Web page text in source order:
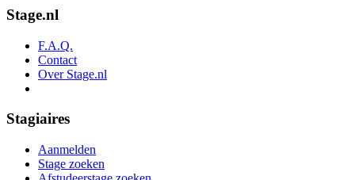
Stage.nl
F.A.Q.
Contact
Over Stage.nl
Stagiaires
Aanmelden
Stage zoeken